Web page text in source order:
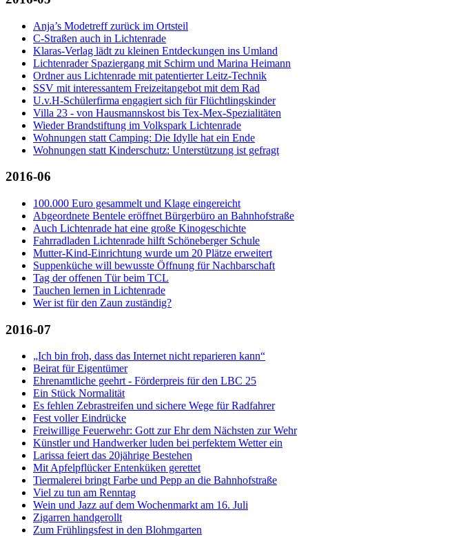
Anja’s Modetreff zurück im Ortsteil
C-Straßen auch in Lichtenrade
Klaras-Verlag lädt zu kleinen Entdeckungen ins Umland
Lichtenrader Spaziergang mit Schirm und Marina Heimann
Ordner aus Lichtenrade mit patentierter Leitz-Technik
SSV mit interessantem Freizeitangebot mit dem Rad
U.v.H-Schülerfirma engagiert sich für Flüchtlingskinder
Villa 23 - von Hausmannskost bis Tex-Mex-Spezialitäten
Wieder Brandstiftung im Volkspark Lichtenrade
Wohnungen statt Camping: Die Idylle hat ein Ende
Wohnungen statt Kinderschutz: Unterstützung ist gefragt
2016-06
100.000 Euro gesammelt und Klage eingereicht
Abgeordnete Bentele eröffnet Bürgerbüro an Bahnhofstraße
Auch Lichtenrade hat eine große Kinogeschichte
Fahrradladen Lichtenrade hilft Schöneberger Schule
Mutter-Kind-Einrichtung wurde um 20 Plätze erweitert
Suppenküche will bewusste Öffnung für Nachbarschaft
Tag der offenen Tür beim TCL
Tauchen lernen in Lichtenrade
Wer ist für den Zaun zuständig?
2016-07
„Ich bin froh, dass das Internet nicht reparieren kann“
Beirat für Eigentümer
Ehrenamtliche geehrt - Förderpreis für den LBC 25
Ein Stück Normalität
Es fehlen Zebrastreifen und sichere Wege für Radfahrer
Fest voller Eindrücke
Freiwillige Feuerwehr: Gott zur Ehr dem Nächsten zur Wehr
Künstler und Handwerker luden bei perfektem Wetter ein
Larissa feiert das 20jährige Bestehen
Mit Apfelpflücker Entenküken gerettet
Tiermalerei bringt Farbe und Pepp an die Bahnhofstraße
Viel zu tun am Renntag
Wein und Jazz auf dem Wochenmarkt am 16. Juli
Zigarren handgerollt
Zum Frühlingsfest in den Blohmgarten